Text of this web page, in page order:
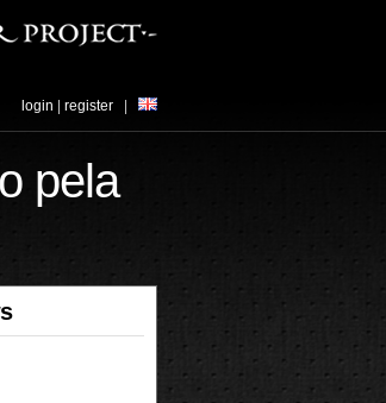
login register
pela